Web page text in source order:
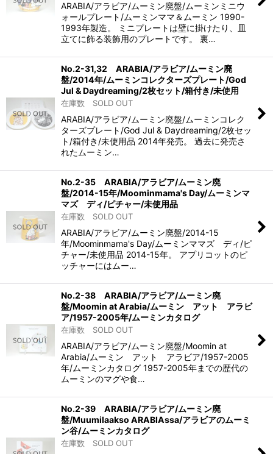
ARABIA/アラビア/ムーミン廃盤/ムーミンミニウ
ォールプレート/ムーミンママ＆ムーミン 1990-
1993年製造。 ミニプレートは壁に掛けたり、皿
立てに飾る装飾用のプレートです。 裏…
No.2-31,32 ARABIA/アラビア/ムーミン廃
盤/2014年/ムーミンコレクターズプレート/God
Jul & Daydreaming/2枚セット/箱付き/未使用
在庫数 SOLD OUT
ARABIA/アラビア/ムーミン廃盤/ムーミンコレク
ターズプレート/God Jul & Daydreaming/2枚セッ
ト/箱付き/未使用品 2014年発売。 過去に発売さ
れたムーミン…
No.2-35 ARABIA/アラビア/ムーミン廃
盤/2014-15年/Moominmama's Day/ムーミンマ
マズ ディ/ピチャー/未使用品
在庫数 SOLD OUT
ARABIA/アラビア/ムーミン廃盤/2014-15
年/Moominmama's Day/ムーミンママズ ディ/ピ
チャー/未使用品 2014-15年。 アプリコットのピ
ッチャーにはムー…
No.2-38 ARABIA/アラビア/ムーミン廃
盤/Moomin at Arabia/ムーミン アット アラビ
ア/1957-2005年/ムーミンカタログ
在庫数 SOLD OUT
ARABIA/アラビア/ムーミン廃盤/Moomin at
Arabia/ムーミン アット アラビア/1957-2005
年/ムーミンカタログ 1957-2005年までの歴代の
ムーミンのマグや食…
No.2-39 ARABIA/アラビア/ムーミン廃
盤/Muumilaakso ARABIAssa/アラビアのムーミ
ン谷/ムーミンカタログ
在庫数 SOLD OUT